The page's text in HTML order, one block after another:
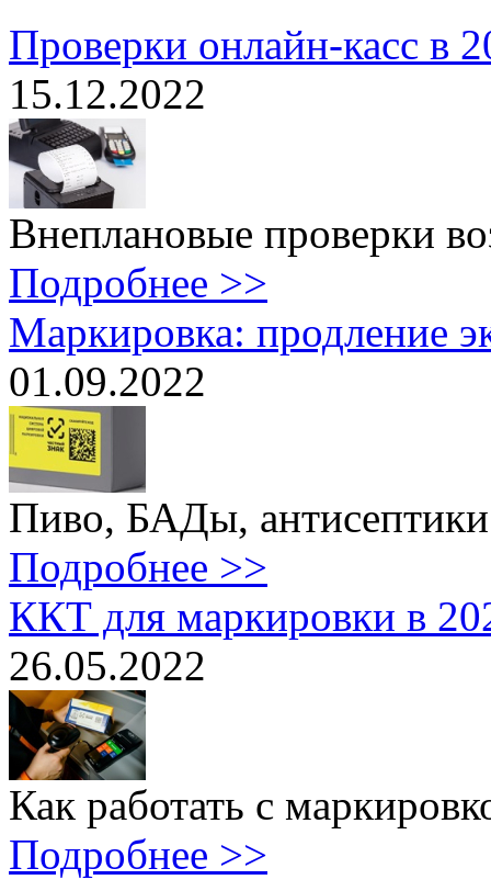
Проверки онлайн-касс в
15.12.2022
Внеплановые проверки
Подробнее >>
Маркировка: продление
01.09.2022
Пиво, БАДы,
Подробнее >>
ККТ для маркировки в
26.05.2022
Как работать с
Подробнее >>